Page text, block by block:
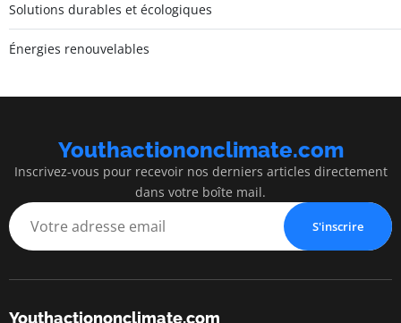
Solutions durables et écologiques
Énergies renouvelables
Youthactiononclimate.com
Inscrivez-vous pour recevoir nos derniers articles directement
dans votre boîte mail.
S'inscrire
Youthactiononclimate.com